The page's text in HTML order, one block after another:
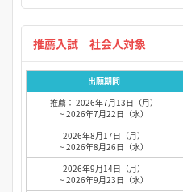
出願期間
推薦： 2026年7月13日（月）
~ 2026年7月22日（水）
2026年8月17日（月）
~ 2026年8月26日（水）
2026年9月14日（月）
~ 2026年9月23日（水）